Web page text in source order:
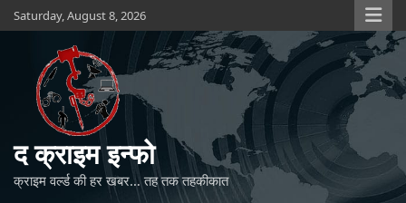
Skip
to
Saturday, August 8, 2026
द क्राइम इन्फो
क्राइम वर्ल्ड की हर खबर… तह तक तहकीकात